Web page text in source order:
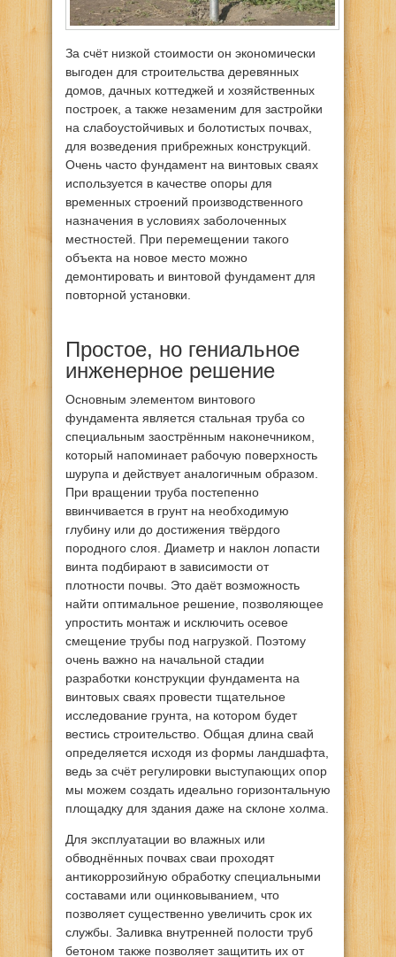
За счёт низкой стоимости он экономически
выгоден для строительства деревянных
домов, дачных коттеджей и хозяйственных
построек, а также незаменим для застройки
на слабоустойчивых и болотистых почвах,
для возведения прибрежных конструкций.
Очень часто фундамент на винтовых сваях
используется в качестве опоры для
временных строений производственного
назначения в условиях заболоченных
местностей. При перемещении такого
объекта на новое место можно
демонтировать и винтовой фундамент для
повторной установки.
Простое, но гениальное
инженерное решение
Основным элементом винтового
фундамента является стальная труба со
специальным заострённым наконечником,
который напоминает рабочую поверхность
шурупа и действует аналогичным образом.
При вращении труба постепенно
ввинчивается в грунт на необходимую
глубину или до достижения твёрдого
породного слоя. Диаметр и наклон лопасти
винта подбирают в зависимости от
плотности почвы. Это даёт возможность
найти оптимальное решение, позволяющее
упростить монтаж и исключить осевое
смещение трубы под нагрузкой. Поэтому
очень важно на начальной стадии
разработки конструкции фундамента на
винтовых сваях провести тщательное
исследование грунта, на котором будет
вестись строительство. Общая длина свай
определяется исходя из формы ландшафта,
ведь за счёт регулировки выступающих опор
мы можем создать идеально горизонтальную
площадку для здания даже на склоне холма.
Для эксплуатации во влажных или
обводнённых почвах сваи проходят
антикоррозийную обработку специальными
составами или оцинковыванием, что
позволяет существенно увеличить срок их
службы. Заливка внутренней полости труб
бетоном также позволяет защитить их от